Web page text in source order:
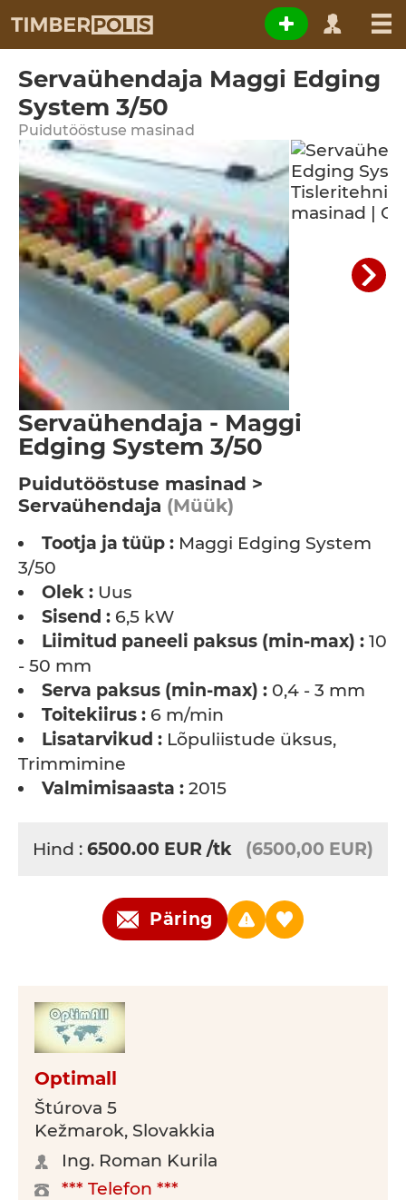
Servaühendaja Maggi Edging
System 3/50
Puidutööstuse masinad
Servaühendaja - Maggi
Edging System 3/50
Puidutööstuse masinad >
Servaühendaja (Müük)
Tootja ja tüüp : Maggi Edging System
3/50
Olek : Uus
Sisend : 6,5 kW
Liimitud paneeli paksus (min-max) : 10
- 50 mm
Serva paksus (min-max) : 0,4 - 3 mm
Toitekiirus : 6 m/min
Lisatarvikud : Lõpuliistude üksus,
Trimmimine
Valmimisaasta : 2015
Hind : 6500.00 EUR /tk (6500,00 EUR)
Päring
Optimall
Štúrova 5
Kežmarok, Slovakkia
Ing. Roman Kurila
*** Telefon ***